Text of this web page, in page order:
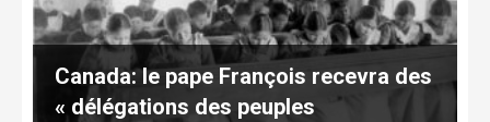
Canada: le pape François recevra des
« délégations des peuples